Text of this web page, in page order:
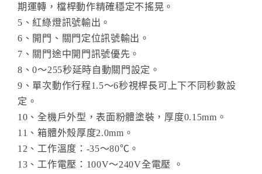
期運轉，檔桿動作精確穩定不搖晃。
5、紅綠燈訊號輸出。
6、開門、關門定位訊號輸出。
7、關門途中開門訊號優先。
8、0～255秒延時自動關門設定。
9、單次動作行程1.5～6秒視桿長可上下不同秒數設
定。
10、全機戶外型，表面粉體塗裝，厚度0.15mm。
11、箱體外殼厚度2.0mm。
12、工作溫度：-35～80℃。
13、工作電壓：100V～240V全電壓 。